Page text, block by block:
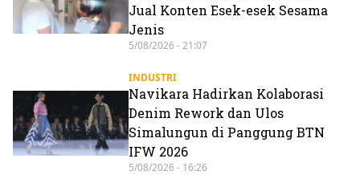
Jual Konten Esek-esek Sesama
Jenis
5/08/2026 - 21:07
INDUSTRI
Navikara Hadirkan Kolaborasi
Denim Rework dan Ulos
Simalungun di Panggung BTN
IFW 2026
5/08/2026 - 16:26